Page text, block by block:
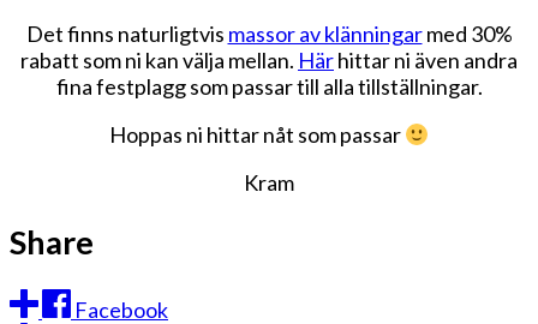
Det finns naturligtvis massor av klänningarmed 30%
rabatt som ni kan välja mellan. Härhittar ni även andra
fina festplagg som passar till alla tillställningar.
Hoppas ni hittar nåt som passar
Kram
Share
Facebook